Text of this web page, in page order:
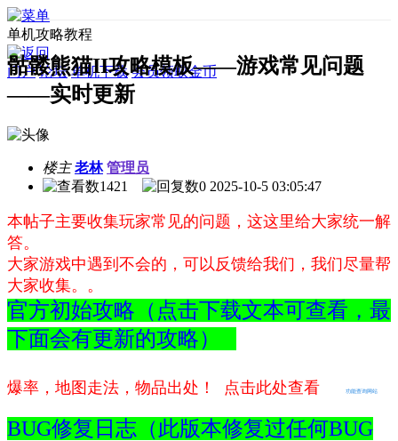
单机攻略教程
门户 论坛 单机下载 会员领取金币
骷髅熊猫II攻略模板——游戏常见问题
——实时更新
楼主 老林 管理员
1421
0 2025-10-5 03:05:47
本帖子主要收集玩家常见的问题，这这里给大家统一解
答。
大家游戏中遇到不会的，可以反馈给我们，我们尽量帮
大家收集。。
官方初始攻略（点击下载文本可查看，最
下面会有更新的攻略）
爆率，地图走法，物品出处！ 点击此处查看 功能查询网站
BUG修复日志（此版本修复过任何BUG